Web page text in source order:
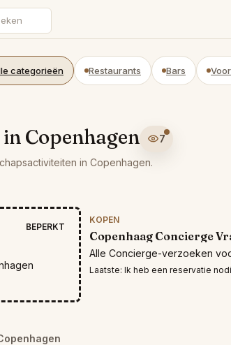
categorieën Restaurants Bars
Copenhagen
7
in Copenhagen.
BEPERKT
KOPEN
Copenhaag Concierge
Alle Concierge-verzoeken
Laatste: Ik heb een reservatie nodig voor Schønnemann København voor